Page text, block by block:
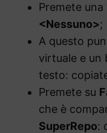
Premete
<Nessuno>;
A questo
virtuale e un
testo:
Premete su
che è
SuperRepo: